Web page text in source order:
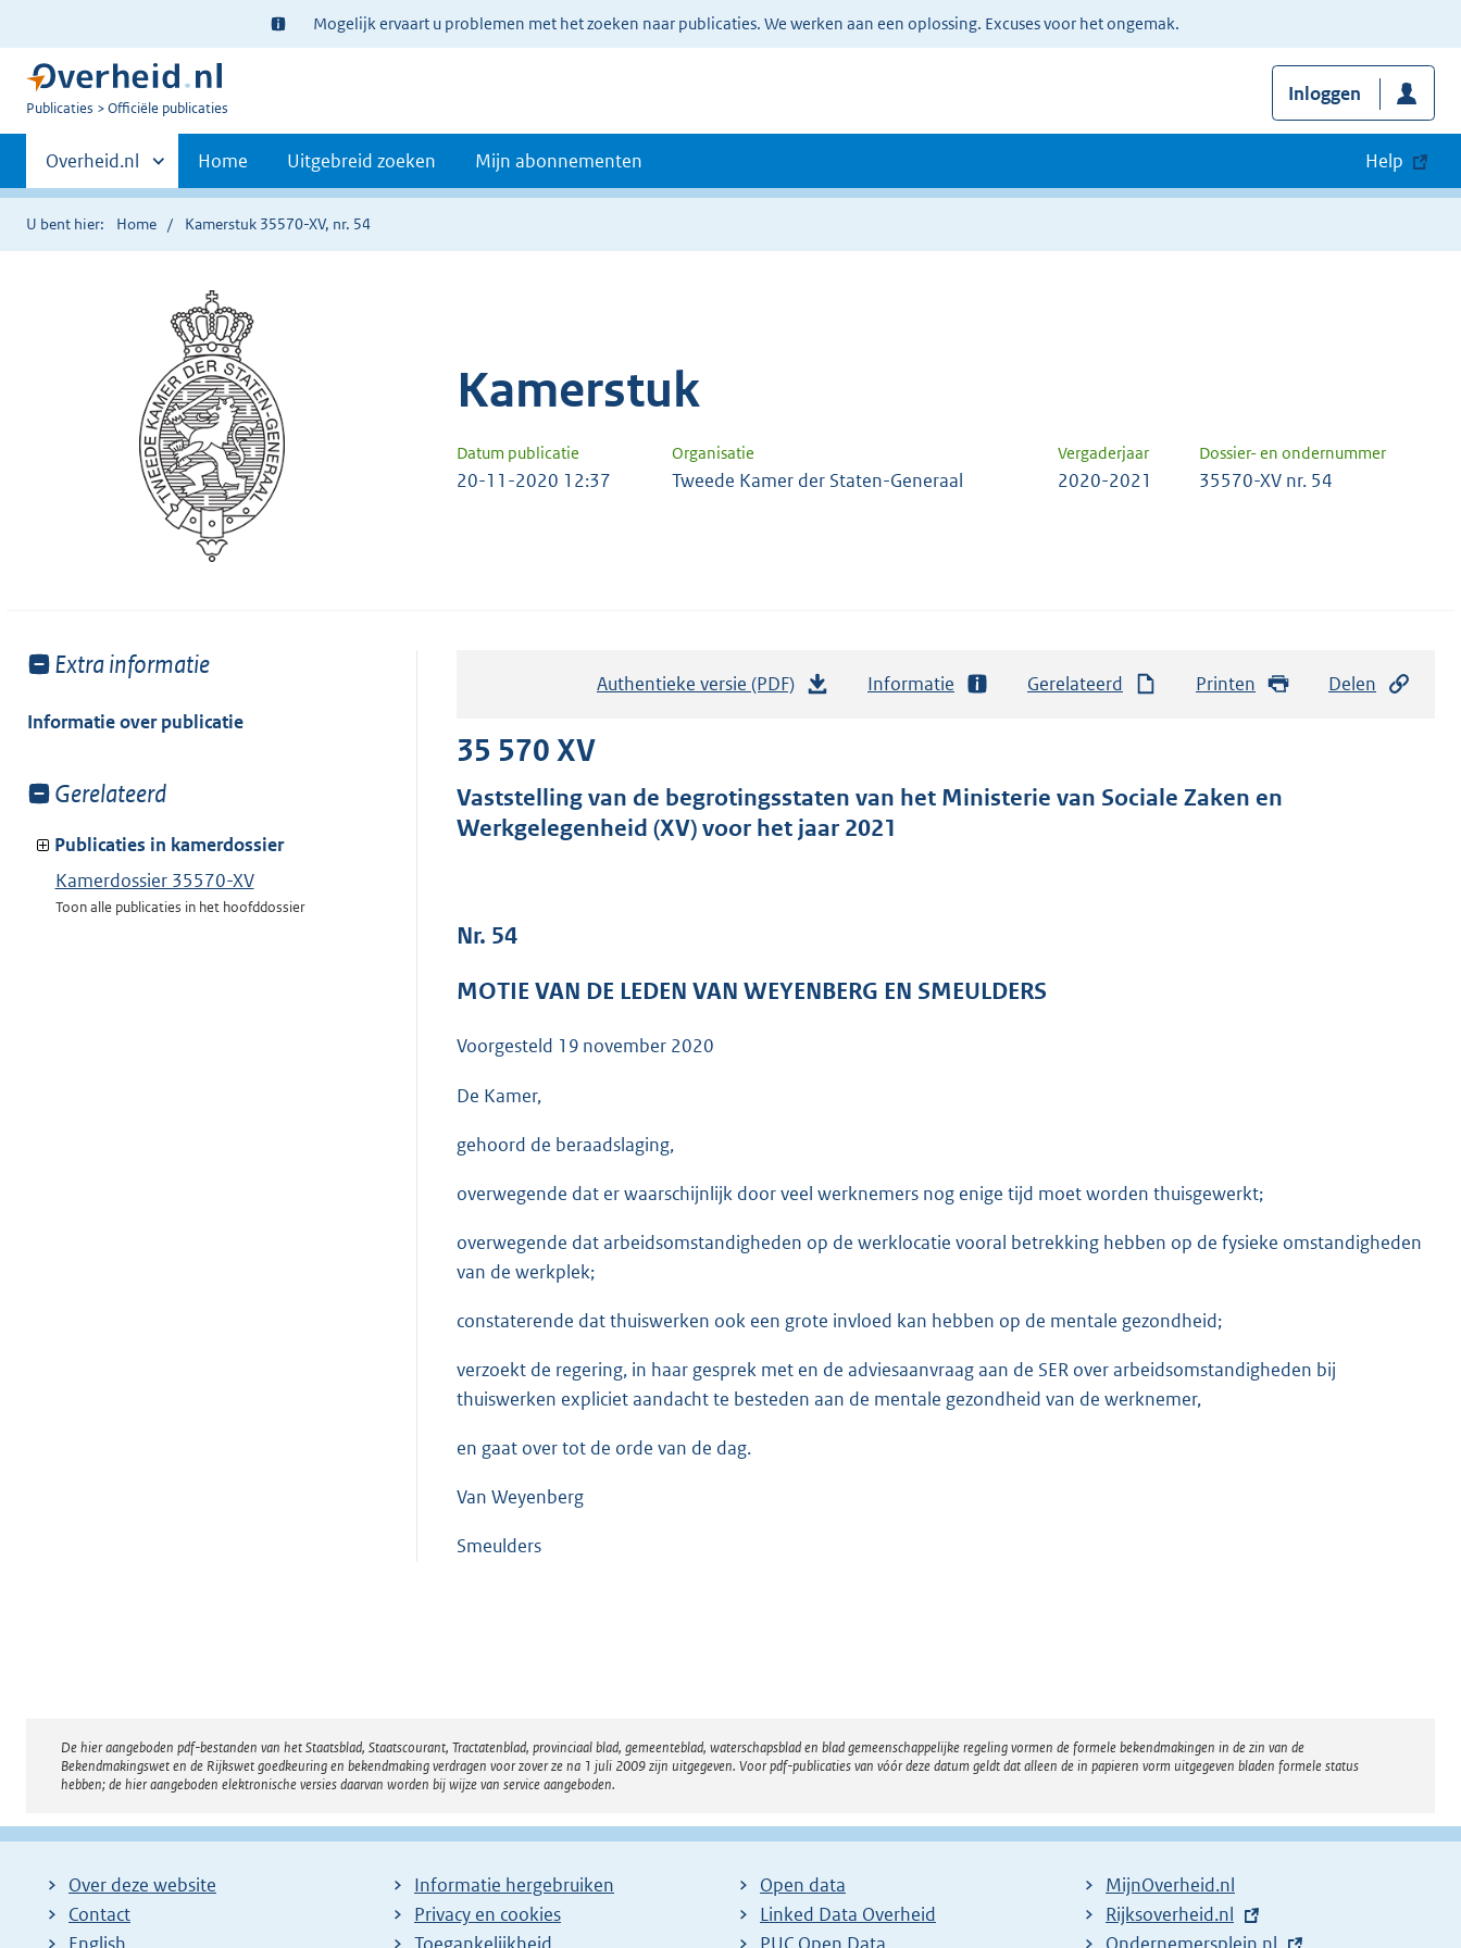
Ter
informatie:
Mogelijk ervaart u problemen met het zoeken naar publicaties. We werken aan een oplossing. Excuses voor het ongemak.
U
Publicaties Officiële publicaties
Inloggen
Primaire
navigatie
Andere
sites
binnen
Overheid.nl Home Uitgebreid zoeken Mijn abonnementen Help
U bent hier: Home Kamerstuk 35570-XV, nr. 54
Kamerstuk
Datum publicatie Organisatie Vergaderjaar Dossier- en ondernummer
20-11-2020 12:37 Tweede Kamer der Staten-Generaal 2020-2021 35570-XV nr. 54
Toon
van:
Extra informatie
Informatie over publicatie
Toon
van:
Gerelateerd
Publicaties in kamerdossier
Kamerdossier 35570-XV
Toon alle publicaties in het hoofddossier
Authentieke versie (PDF)
a
n
o
o
b
Informatie Gerelateerd Printen Delen
35 570 XV
Vaststelling van de begrotingsstaten van het Ministerie van Sociale Zaken en
Werkgelegenheid (XV) voor het jaar 2021
Nr. 54
MOTIE VAN DE LEDEN VAN WEYENBERG EN SMEULDERS
Voorgesteld 19 november 2020
De Kamer,
gehoord de beraadslaging,
overwegende dat er waarschijnlijk door veel werknemers nog enige tijd moet worden thuisgewerkt;
overwegende dat arbeidsomstandigheden op de werklocatie vooral betrekking hebben op de fysieke omstandigheden
van de werkplek;
constaterende dat thuiswerken ook een grote invloed kan hebben op de mentale gezondheid;
verzoekt de regering, in haar gesprek met en de adviesaanvraag aan de SER over arbeidsomstandigheden bij
thuiswerken expliciet aandacht te besteden aan de mentale gezondheid van de werknemer,
en gaat over tot de orde van de dag.
Van Weyenberg
Smeulders
Disclaimer
De hier aangeboden pdf-bestanden van het Staatsblad, Staatscourant, Tractatenblad, provinciaal blad, gemeenteblad, waterschapsblad en blad gemeenschappelijke regeling vormen de formele bekendmakingen in de zin van de
Bekendmakingswet en de Rijkswet goedkeuring en bekendmaking verdragen voor zover ze na 1 juli 2009 zijn uitgegeven. Voor pdf-publicaties van vóór deze datum geldt dat alleen de in papieren vorm uitgegeven bladen formele status
hebben; de hier aangeboden elektronische versies daarvan worden bij wijze van service aangeboden.
Over deze website
Contact
Informatie hergebruiken
Privacy en cookies
Open data
Linked Data Overheid
MijnOverheid.nl
E
Rijksoverheid.nl